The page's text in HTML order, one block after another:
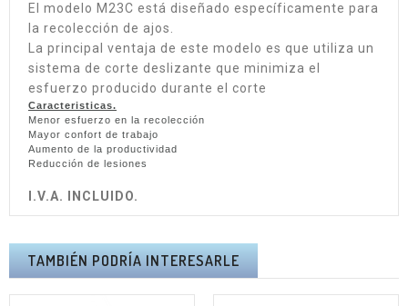
El modelo M23C está diseñado específicamente para
la recolección de ajos.
La principal ventaja de este modelo es que utiliza un
sistema de corte deslizante que minimiza el
esfuerzo producido durante el corte
Caracteristicas.
Menor esfuerzo en la recolección
Mayor confort de trabajo
Aumento de la productividad
Reducción de lesiones
I.V.A. INCLUIDO.
TAMBIÉN PODRÍA INTERESARLE